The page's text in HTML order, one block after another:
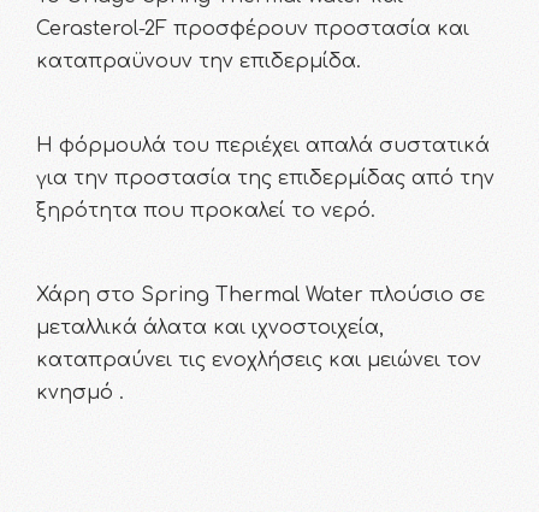
Cerasterol-2F προσφέρουν προστασία και
καταπραϋνουν την επιδερμίδα.
Η φόρμουλά του περιέχει απαλά συστατικά
για την προστασία της επιδερμίδας από την
ξηρότητα που προκαλεί το νερό.
Χάρη στο Spring Thermal Water πλούσιο σε
μεταλλικά άλατα και ιχνοστοιχεία,
καταπραύνει τις ενοχλήσεις και μειώνει τον
κνησμό .